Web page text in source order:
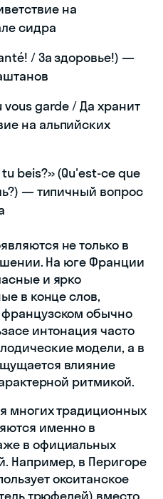
на
сидра
/ За здоровье!) —
vous garde / Да хранит
на альпийских
beis?» (Qu'est-ce que
— типичный вопрос
не только в
На юге Франции
и ярко
в конце слов,
обычно
интонация часто
модели, а в
влияние
ритмикой.
многих традиционных
именно в
в официальных
Например, в Перигоре
окситанское